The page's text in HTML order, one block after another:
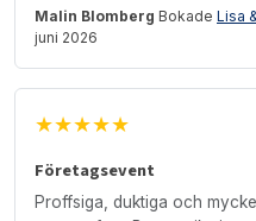
Malin Blomberg Bokade Lisa
juni 2026
★★★★★
Företagsevent
Proffsiga, duktiga och